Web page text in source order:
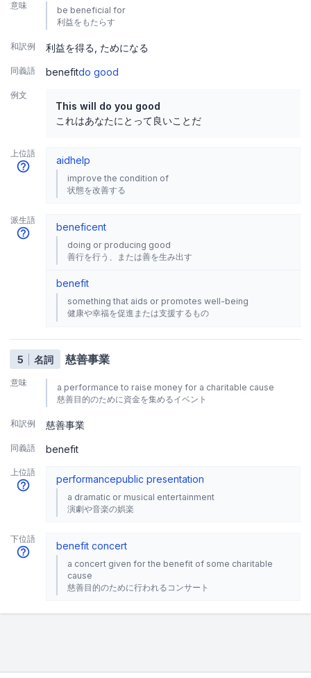
意味
be beneficial for
利益をもたらす
和訳例 利益を得る ためになる
同義語 benefitdo good
例文
This will do you good
これはあなたにとって良いことだ
上位語
aidhelp
improve the condition of
状態を改善する
派生語
beneficent
doing or producing good
善行を行う、または善を生み出す
benefit
something that aids or promotes well-being
健康や幸福を促進または支援するもの
5 名詞 慈善事業
意味
a performance to raise money for a charitable cause
慈善目的のために資金を集めるイベント
和訳例 慈善事業
同義語 benefit
上位語
performancepublic presentation
a dramatic or musical entertainment
演劇や音楽の娯楽
下位語
benefit concert
a concert given for the benefit of some charitable
cause
慈善目的のために行われるコンサート